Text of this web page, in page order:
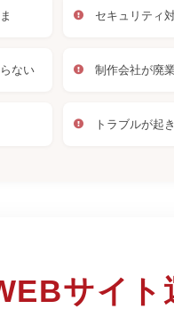
セキュリティ
ない 制作会社が廃
トラブルが起
サイト